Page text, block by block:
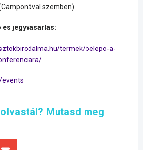
szemben)
és jegyvásárlás:
termek/belepo-a-
events
Mutasd meg